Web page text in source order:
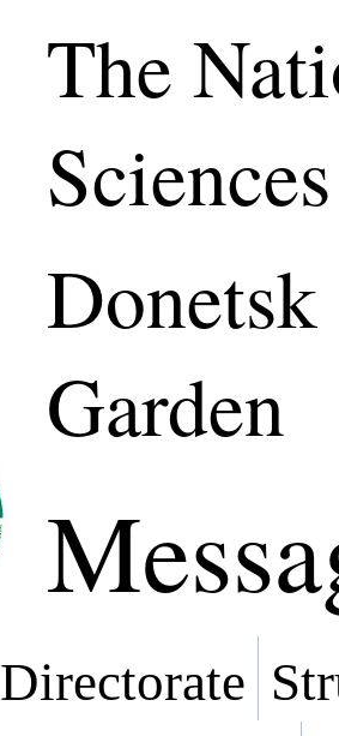
The
Garden
Directorate